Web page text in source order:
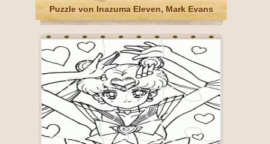
Puzzle von Inazuma Eleven, Mark Evans